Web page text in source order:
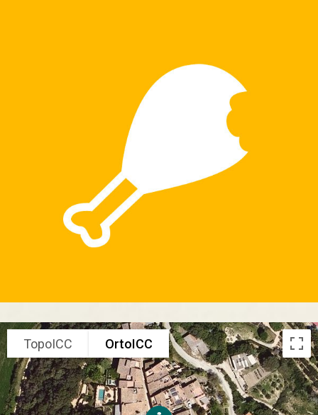
TopoICC OrtoICC